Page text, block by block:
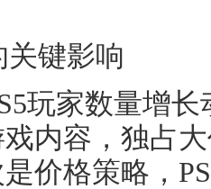
键影响
玩家数量增
内容，独占
价格策略，